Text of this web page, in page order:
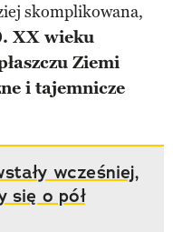
skomplikowana,
XX wieku
Ziemi
i tajemnicze
wcześniej,
się o pół